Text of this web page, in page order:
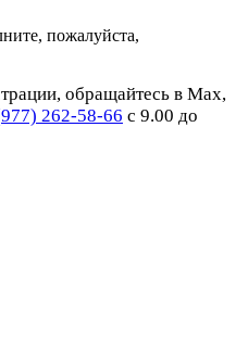
пожалуйста,
обращайтесь в Max,
262-58-66 с 9.00 до